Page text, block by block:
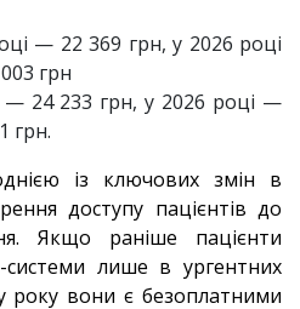
— 22 369 грн, у 2026 році
грн
— 24 233 грн, у 2026 році —
грн.
із ключових змін в
доступу пацієнтів до
Якщо раніше пацієнти
системи лише в ургентних
року вони є безоплатними